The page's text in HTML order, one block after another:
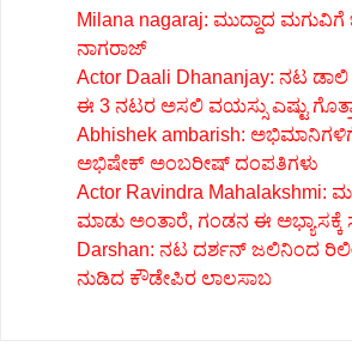
Milana nagaraj: ಮುದ್ದಾದ
ನಾಗರಾಜ್
Actor Daali Dhananjay: ನಟ
ಈ 3 ನಟರ ಅಸಲಿ ವಯಸ್ಸು ಎಷ್ಟು
Abhishek ambarish:
ಅಭಿಷೇಕ್ ಅಂಬರೀಷ್ ದಂಪತಿಗಳು
Actor Ravindra Mahalakshmi:
ಮಾಡು ಅಂತಾರೆ, ಗಂಡನ ಈ ಅಭ್ಯಾಸಕ್ಕೆ
Darshan: ನಟ ದರ್ಶನ್ ಜಲಿನಿಂದ
ನುಡಿದ ಕೌಡೇಪಿರ ಲಾಲಸಾಬ